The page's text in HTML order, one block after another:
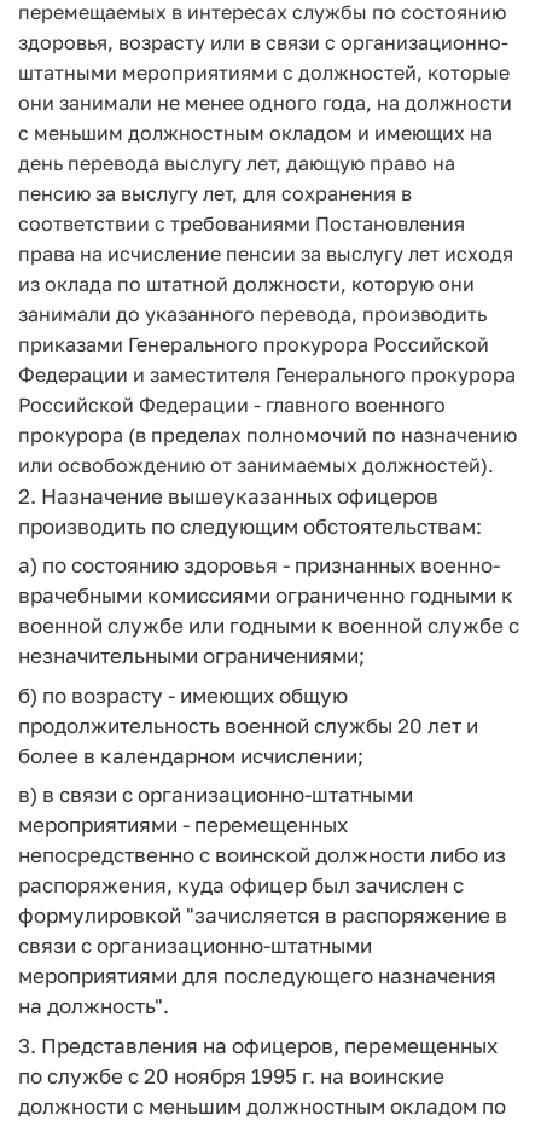
перемещаемых в интересах службы по состоянию
здоровья, возрасту или в связи с организационно-
штатными мероприятиями с должностей, которые
они занимали не менее одного года, на должности
с меньшим должностным окладом и имеющих на
день перевода выслугу лет, дающую право на
пенсию за выслугу лет, для сохранения в
соответствии с требованиями Постановления
права на исчисление пенсии за выслугу лет исходя
из оклада по штатной должности, которую они
занимали до указанного перевода, производить
приказами Генерального прокурора Российской
Федерации и заместителя Генерального прокурора
Российской Федерации - главного военного
прокурора (в пределах полномочий по назначению
или освобождению от занимаемых должностей).
2. Назначение вышеуказанных офицеров
производить по следующим обстоятельствам:
а) по состоянию здоровья - признанных военно-
врачебными комиссиями ограниченно годными к
военной службе или годными к военной службе с
незначительными ограничениями;
б) по возрасту - имеющих общую
продолжительность военной службы 20 лет и
более в календарном исчислении;
в) в связи с организационно-штатными
мероприятиями - перемещенных
непосредственно с воинской должности либо из
распоряжения, куда офицер был зачислен с
формулировкой "зачисляется в распоряжение в
связи с организационно-штатными
мероприятиями для последующего назначения
на должность".
3. Представления на офицеров, перемещенных
по службе с 20 ноября 1995 г. на воинские
должности с меньшим должностным окладом по